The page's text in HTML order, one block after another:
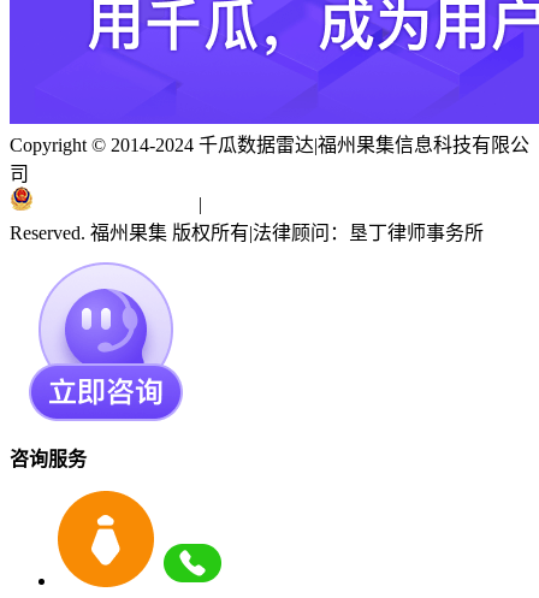
Copyright © 2014-2024 千瓜数据雷达|福州果集信息科技有限公
司
|
Reserved. 福州果集 版权所有|法律顾问：垦丁律师事务所
咨询服务